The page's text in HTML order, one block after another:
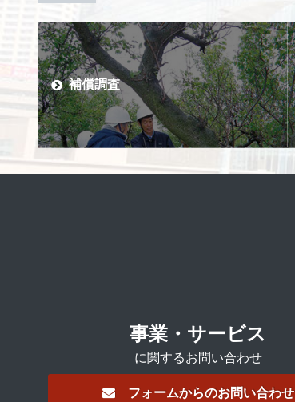
補償調査
事業・サービス
に関するお問い合わせ
フォームからのお問い合わせ